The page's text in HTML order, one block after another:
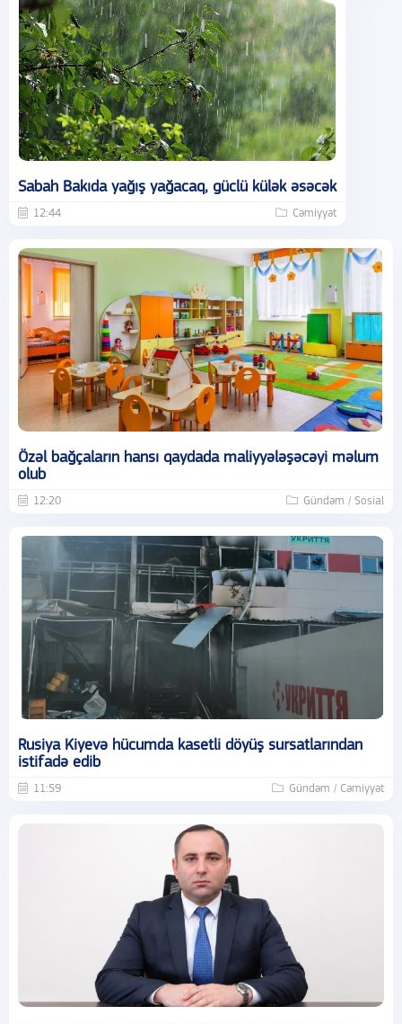
Sabah Bakıda yağış yağacaq, güclü külək əsəcək
12:44 Cəmiyyət
Özəl bağçaların hansı qaydada maliyyələşəcəyi məlum
olub
12:20 Gündəm / Sosial
Rusiya Kiyevə hücumda kasetli döyüş sursatlarından
istifadə edib
11:59 Gündəm / Cəmiyyət